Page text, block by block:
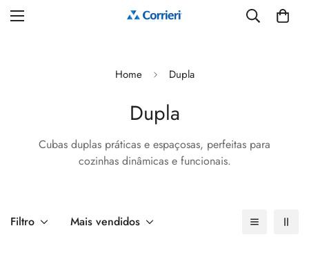
Home Dupla
Dupla
Cubas duplas práticas e espaçosas, perfeitas para
cozinhas dinâmicas e funcionais.
Filtro Mais vendidos